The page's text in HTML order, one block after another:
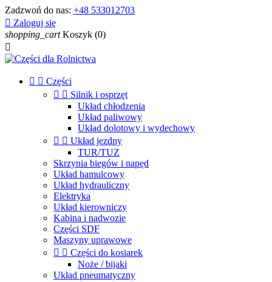
Zadzwoń do nas: +48 533012703
 Zaloguj się
shopping_cart Koszyk (0)

  Części
  Silnik i osprzęt
Układ chłodzenia
Układ paliwowy
Układ dolotowy i wydechowy
  Układ jezdny
TUR/TUZ
Skrzynia biegów i napęd
Układ hamulcowy
Układ hydrauliczny
Elektryka
Układ kierowniczy
Kabina i nadwozie
Części SDF
Maszyny uprawowe
  Części do kosiarek
Noże / bijaki
Układ pneumatyczny